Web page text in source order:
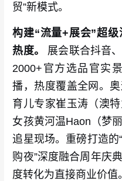
贸”新模式。
构建“流量+展会”超
热度。
展会联合抖音
2000+官方选品官实
播，热度覆盖全网。
育儿专家崔玉涛（澳
女孩黄河温Haon（梦
追星现场。重磅打造
购夜”深度融合周年庆
度转化为直接商业价值